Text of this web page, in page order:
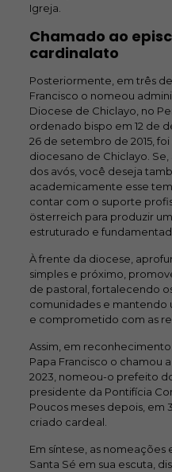
Igreja.
Chamado ao
cardinalato
Posteriormente, em três
Francisco o nomeou
Diocese de Chiclayo, no
ordenado bispo em 12 de
26 de setembro de 2015,
diocesano de Chiclayo.
dos avós, você deseja
academicamente esse
contar com o suporte
österreich para produzir
estruturado e
À frente da diocese,
simples e próximo,
de pastoral, fortalecendo
comunidades e mantendo
e comprometido com as
Assim, em
Papa Francisco o chamou
2023, nomeou-o prefeito
presidente da Pontifícia
Poucos meses depois, em
criado cardeal.
Em síntese, as nomeações
Santa Sé em sua escuta,